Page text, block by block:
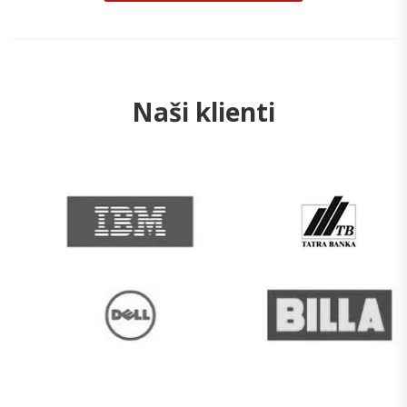
Naši klienti